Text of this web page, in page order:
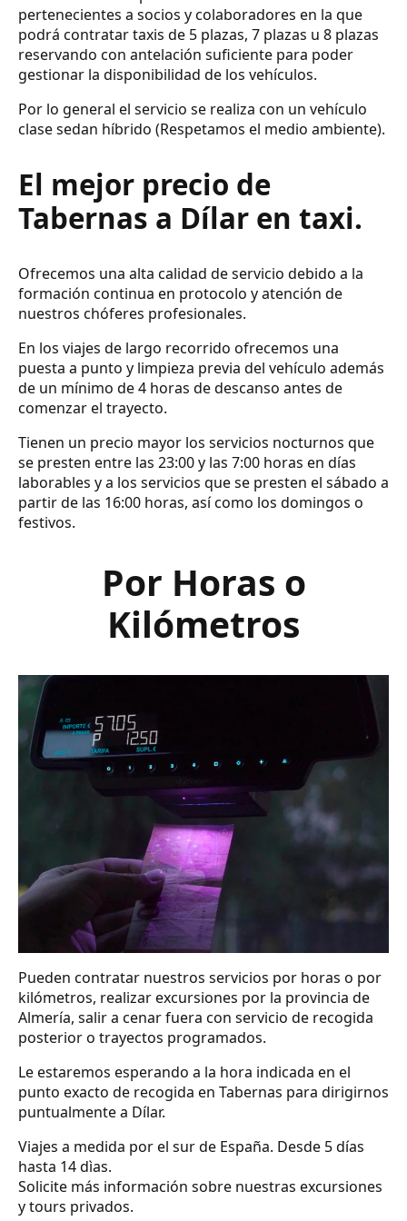
pertenecientes a socios y colaboradores en la que
podrá contratar taxis de 5 plazas, 7 plazas u 8 plazas
reservando con antelación suficiente para poder
gestionar la disponibilidad de los vehículos.
Por lo general el servicio se realiza con un vehículo
clase sedan híbrido (Respetamos el medio ambiente).
El mejor precio de
Tabernas a Dílar en taxi.
Ofrecemos una alta calidad de servicio debido a la
formación continua en protocolo y atención de
nuestros chóferes profesionales.
En los viajes de largo recorrido ofrecemos una
puesta a punto y limpieza previa del vehículo además
de un mínimo de 4 horas de descanso antes de
comenzar el trayecto.
Tienen un precio mayor los servicios nocturnos que
se presten entre las 23:00 y las 7:00 horas en días
laborables y a los servicios que se presten el sábado a
partir de las 16:00 horas, así como los domingos o
festivos.
Por Horas o
Kilómetros
Pueden contratar nuestros servicios por horas o por
kilómetros, realizar excursiones por la provincia de
Almería, salir a cenar fuera con servicio de recogida
posterior o trayectos programados.
Le estaremos esperando a la hora indicada en el
punto exacto de recogida en Tabernas para dirigirnos
puntualmente a Dílar.
Viajes a medida por el sur de España. Desde 5 días
hasta 14 dìas.
Solicite más información sobre nuestras excursiones
y tours privados.